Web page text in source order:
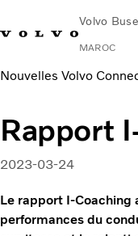
Volvo
MAROC
Change Market Nous Contacter
Urbain et interurbain
Autocars
Pourquoi choisir Volvo
News & Stories
Nouvelles Volvo
Rapport
2023-03-24
Le rapport I-Coaching
performances du